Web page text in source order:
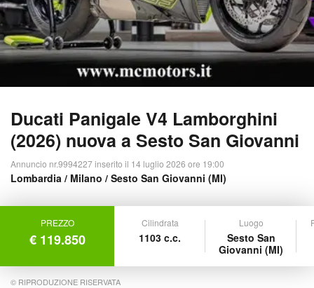
Ducati Panigale V4 Lamborghini
(2026) nuova a Sesto San Giovanni
Lombardia / Milano / Sesto San Giovanni (MI)
Annuncio nr.9994227 inserito il 14 luglio 2026 ore 19:00
PREZZO
€ 119.850
Cilindrata
1103 c.c.
Luogo
Sesto San
Giovanni (MI)
© RIPRODUZIONE RISERVATA